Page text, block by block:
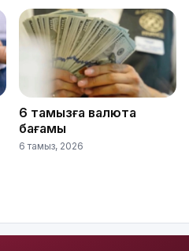
6 тамызға валюта
бағамы
6 тамыз, 2026